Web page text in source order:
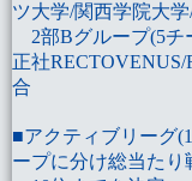
ツ大学/関西学院大
2部Bグループ(5チ
正社
合
■アクティブリーグ
ープに分け総当たり